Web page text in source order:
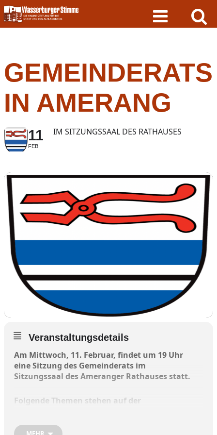
Skip
to
content
IN AMERANG
11
FEB
IM SITZUNGSSAAL DES RATHAUSES
Veranstaltungsdetails
Am Mittwoch, 11. Februar, findet um 19 Uhr
eine Sitzung des Gemeinderats im
Sitzungssaal des Ameranger Rathauses statt.
Folgende Themen stehen auf der